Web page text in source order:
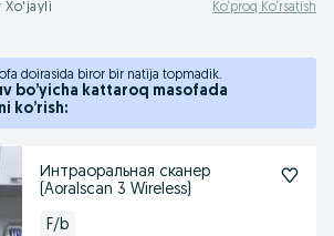
Xo'jayli Ko‘proq Ko‘rsatish
doirasida biror bir natija topmadik.
bo’yicha kattaroq masofada
ko’rish:
Интраоральная сканер
(Aoralscan 3 Wireless)
F/b